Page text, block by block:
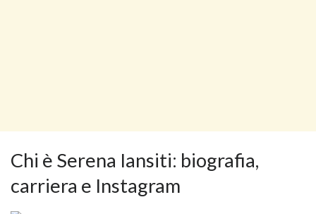
Chi è Serena Iansiti: biografia,
carriera e Instagram